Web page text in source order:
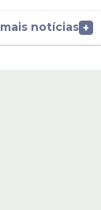
mais notícias +